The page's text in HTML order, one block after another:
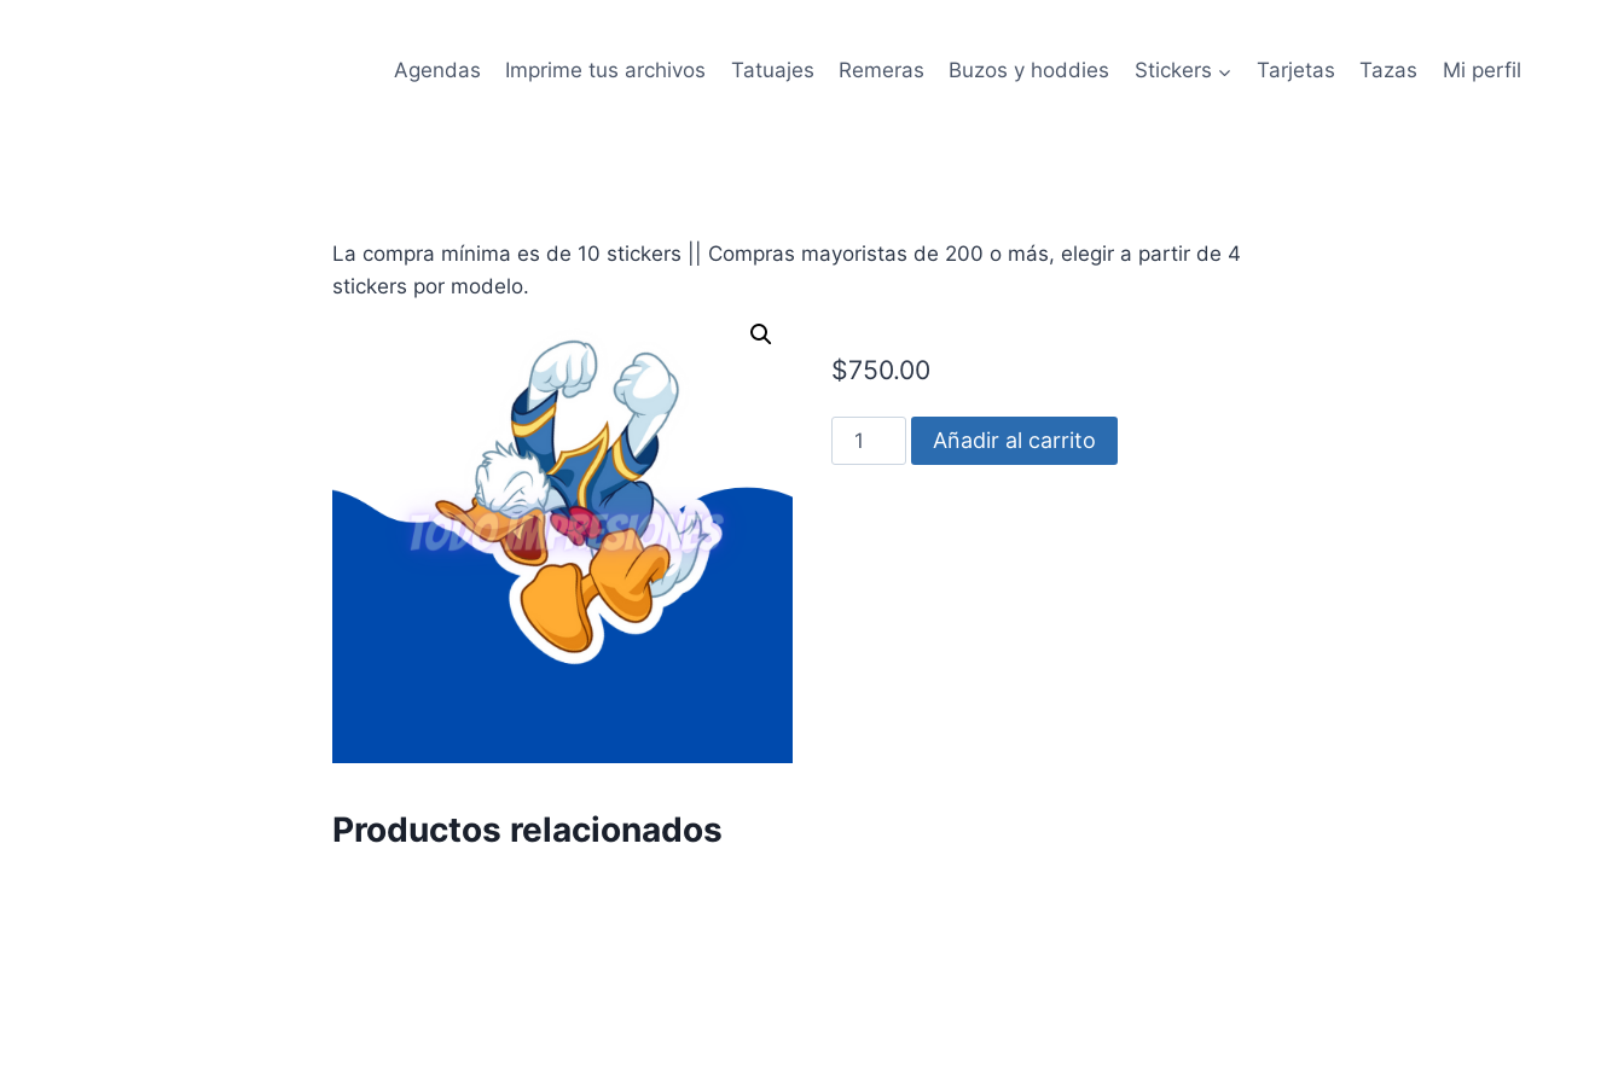
Agendas Imprime tus archivos Tatuajes Remeras Buzos y hoddies Stickers Tarjetas Tazas Mi perfil
La compra mínima es de 10 stickers || Compras mayoristas de 200 o más, elegir a partir de 4
stickers por modelo.
$750.00
Pato
Donald
Añadir al carrito
Productos relacionados